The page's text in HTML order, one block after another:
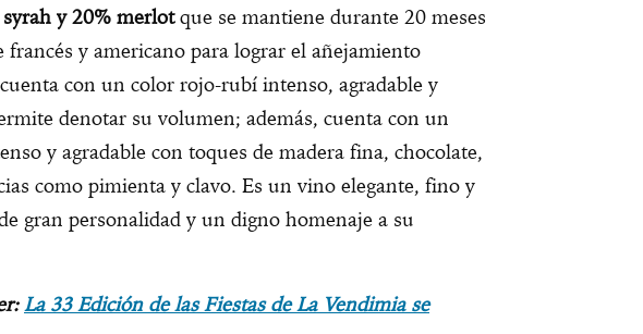
y 20% merlotque se mantiene durante 20 meses
francés y americano para lograr el añejamiento
con un color rojo-rubí intenso, agradable y
denotar su volumen; además, cuenta con un
y agradable con toques de madera fina, chocolate,
como pimienta y clavo. Es un vino elegante, fino y
gran personalidad y un digno homenaje a su
La 33 Edición de las Fiestas de La Vendimia se